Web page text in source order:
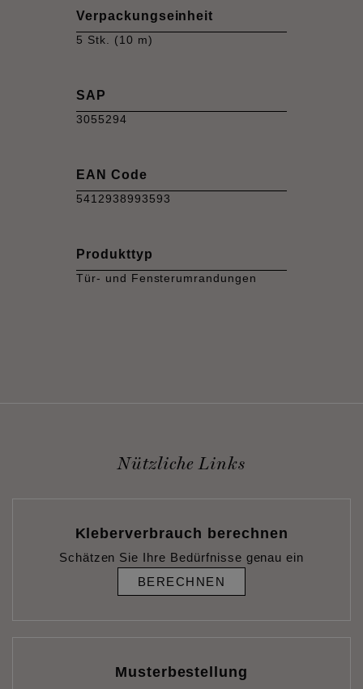
Verpackungseinheit
5 Stk. (10 m)
SAP
3055294
EAN Code
5412938993593
Produkttyp
Tür- und Fensterumrandungen
Nützliche Links
Kleberverbrauch berechnen
Schätzen Sie Ihre Bedürfnisse genau ein
BERECHNEN
Musterbestellung